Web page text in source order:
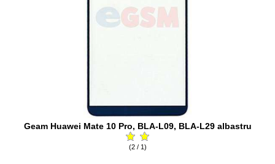
Geam Huawei Mate 10 Pro, BLA-L09, BLA-L29 albastru
(2 / 1)